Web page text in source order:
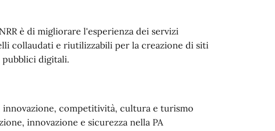
è di migliorare l'esperienza dei servizi
collaudati e riutilizzabili per la creazione di siti
pubblici digitali.
innovazione, competitività, cultura e turismo
innovazione e sicurezza nella PA